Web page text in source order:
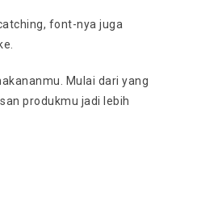
font-nya juga
Mulai dari yang
produkmu jadi lebih